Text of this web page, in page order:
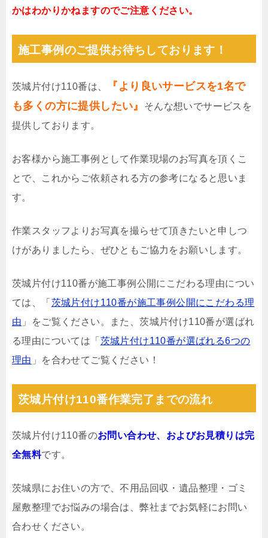
かはわかりかねますのでご注意ください。
施工事例のご提供お待ちしております！
茨城片付け110番は、
『より良いサービスを1名で
も多くの方に提供したい』
そんな想いでサービスを
提供しております。
お客様から施工事例として作業現場のお写真を頂くこ
とで、これからご依頼される方の参考になると思いま
す。
作業スタッフよりお写真を撮らせて頂きたいと申しつ
けがありましたら、ぜひともご協力をお願いします。
茨城片付け110番が施工事例公開にこだわる理由につい
ては、「 茨城片付け110番が施工事例公開にこだわる理
由 」をご覧ください。また、茨城片付け110番が選ばれ
る理由については「 茨城片付け110番が選ばれる6つの
理由 」を合わせてご覧ください！
茨城片付け110番作業完了までの流れ
茨城片付け110番のお問い合わせ、およびお見積りは完
全無料です。
茨城県にお住いの方で、不用品回収・遺品整理・ゴミ
屋敷整理でお悩みの場合は、弊社までお気軽にお問い
合わせください。